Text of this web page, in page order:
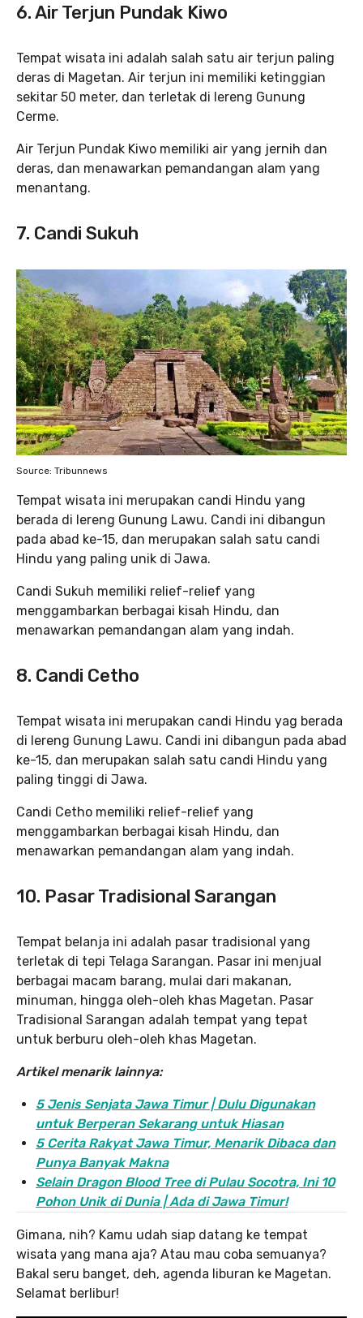
6. Air Terjun Pundak Kiwo
Tempat wisata ini adalah salah satu air terjun paling
deras di Magetan. Air terjun ini memiliki ketinggian
sekitar 50 meter, dan terletak di lereng Gunung
Cerme.
Air Terjun Pundak Kiwo memiliki air yang jernih dan
deras, dan menawarkan pemandangan alam yang
menantang.
7. Candi Sukuh
Source: Tribunnews
Tempat wisata ini merupakan candi Hindu yang
berada di lereng Gunung Lawu. Candi ini dibangun
pada abad ke-15, dan merupakan salah satu candi
Hindu yang paling unik di Jawa.
Candi Sukuh memiliki relief-relief yang
menggambarkan berbagai kisah Hindu, dan
menawarkan pemandangan alam yang indah.
8. Candi Cetho
Tempat wisata ini merupakan candi Hindu yag berada
di lereng Gunung Lawu. Candi ini dibangun pada abad
ke-15, dan merupakan salah satu candi Hindu yang
paling tinggi di Jawa.
Candi Cetho memiliki relief-relief yang
menggambarkan berbagai kisah Hindu, dan
menawarkan pemandangan alam yang indah.
10. Pasar Tradisional Sarangan
Tempat belanja ini adalah pasar tradisional yang
terletak di tepi Telaga Sarangan. Pasar ini menjual
berbagai macam barang, mulai dari makanan,
minuman, hingga oleh-oleh khas Magetan. Pasar
Tradisional Sarangan adalah tempat yang tepat
untuk berburu oleh-oleh khas Magetan.
Artikel menarik lainnya:
5 Jenis Senjata Jawa Timur | Dulu Digunakan
untuk Berperan Sekarang untuk Hiasan
5 Cerita Rakyat Jawa Timur, Menarik Dibaca dan
Punya Banyak Makna
Selain Dragon Blood Tree di Pulau Socotra, Ini 10
Pohon Unik di Dunia | Ada di Jawa Timur!
Gimana, nih? Kamu udah siap datang ke tempat
wisata yang mana aja? Atau mau coba semuanya?
Bakal seru banget, deh, agenda liburan ke Magetan.
Selamat berlibur!